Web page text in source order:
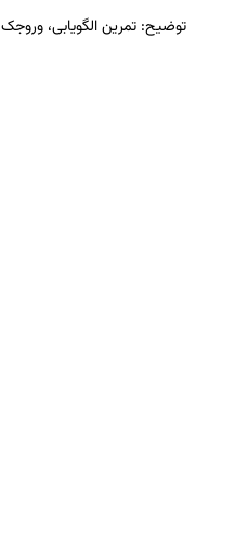
توضیح: تمرین الگویابی،